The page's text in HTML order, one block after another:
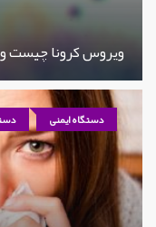
ویروس کرونا چیست و
دستگاه ایمنی